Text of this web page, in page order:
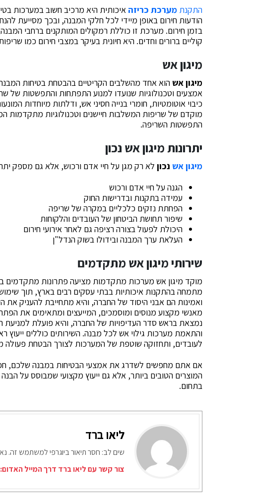
התקנת מערכת כריזה איכותית היא מרכיב חשוב במערכות
הודעות חירום באופן מיידי לכל חלקי המבנה, ובכך מסייעת
בזמן חירום. מערכת זו כוללת רמקולים המותקנים ברחבי
קוליים ברורים וחדים. היא חיונית בעיקר במצבי חירום כמו
מיגון אש
מיגון אשהוא אחד מהשלבים הקריטיים בהבטחת בטיחות
אמצעים וטכנולוגיות שנועדו למנוע התפתחות והתפשטות של
כיבוי אוטומטיות, חומרי בנייה חסיני אש, ודלתות מיוחדות
מוקדם של שריפות המשלבות חיישנים וטכנולוגיות מתקדמות
התפשטות השריפה.
יתרונות מיגון אש נכון
מיגון אש נכון לא רק מגן על חיי אדם ורכוש, אלא גם מספק
הגנה על חיי אדם ורכוש
עמידה בתקנות ובדרישות החוק
הפחתת נזקים כלכליים במקרה של שריפה
שיפור תחושת הביטחון של העובדים והלקוחות
היכולת לפעול בצורה רציפה גם לאחר אירועי חירום
העלאת ערך המבנה ובידולו בשוק הנדל"ן
שירותי מיגון אש מתקדמים
מוקד מיגון אש מערכות מתקדמות מציעה פתרונות מתקדמים
מתמחה בהתקנות איכותיות בבתי עסקים רבים בארץ, תוך שימוש
ואמינות הם אבני היסוד של החברה, והיא מתחייבת להעניק את
מאנשי מקצוע מנוסים ומוסמכים, המייעצים ומתאימים את
נמצאת בראש סדר העדיפויות של החברה, והיא פועלת
והתאמת מערכות גילוי אש לכל מבנה. השירותים כוללים ייעוץ
לעובדים, ותחזוקה שוטפת של המערכות לצורך הבטחת פעולה
אם אתם מחפשים לשדרג את אמצעי הבטיחות במבנה שלכם,
המוצרים הטובים ביותר, אלא גם ייעוץ מקצועי שמבוסס על
בתחום.
ליאו ברד
שים לב: חסר תיאור ביוגרפי למשתמש זה.
צור קשר עם ליאו ברד דרך המייל